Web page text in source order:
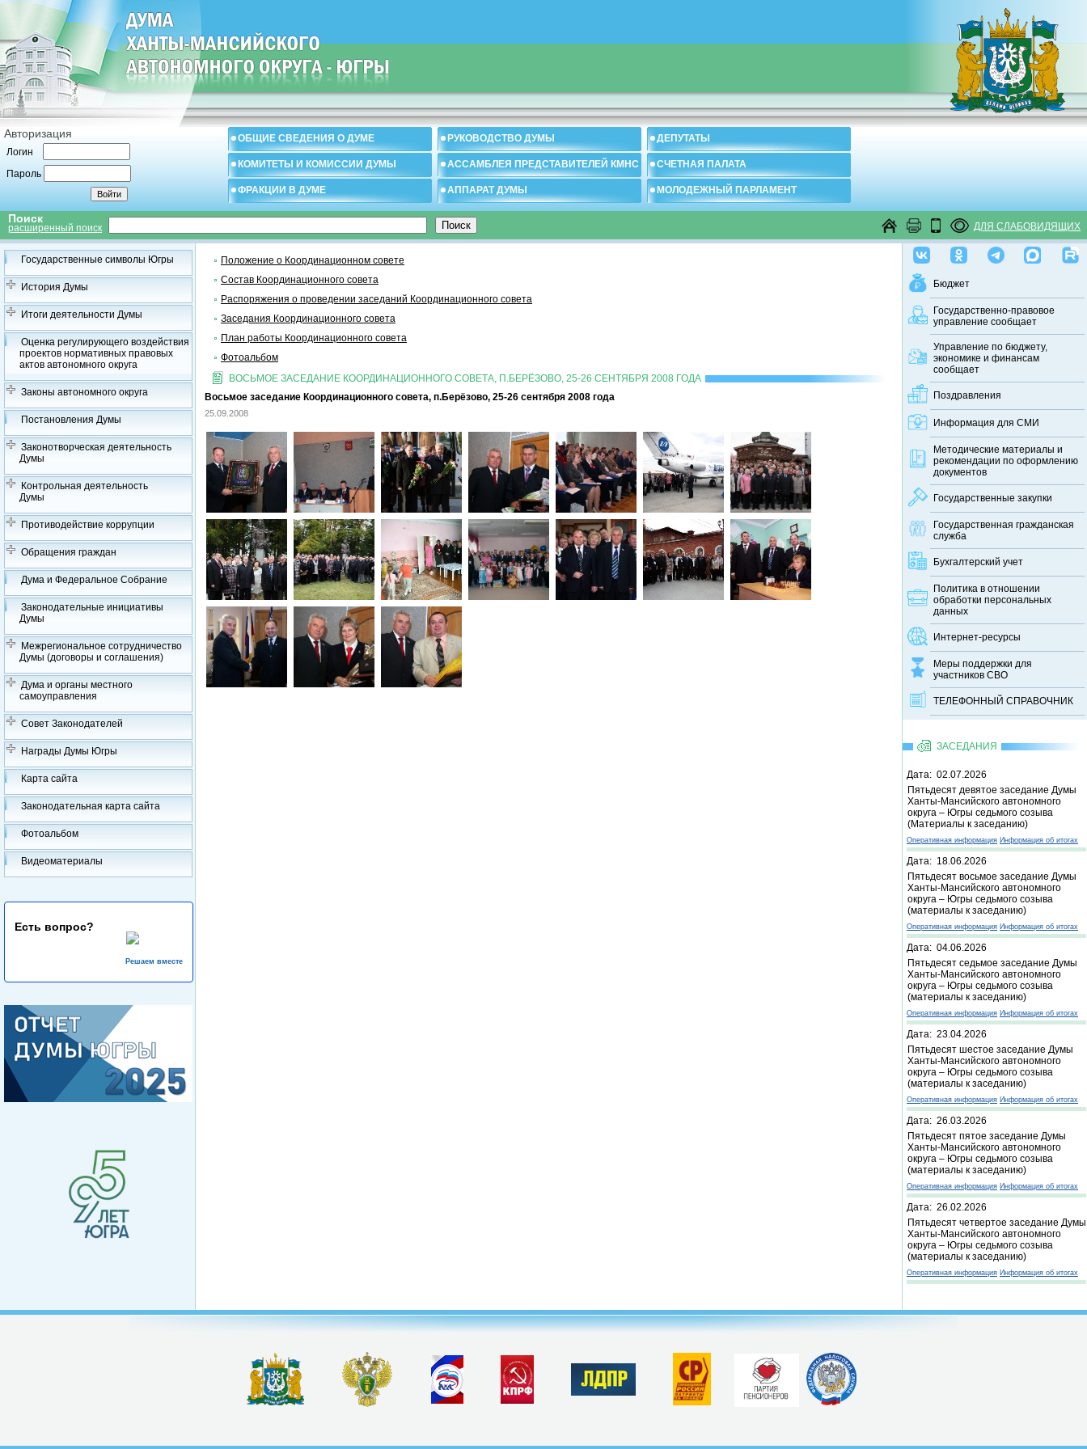
Авторизация
Логин
Пароль
ОБЩИЕ СВЕДЕНИЯ О ДУМЕ РУКОВОДСТВО ДУМЫ ДЕПУТАТЫ
КОМИТЕТЫ И КОМИССИИ ДУМЫ АССАМБЛЕЯ ПРЕДСТАВИТЕЛЕЙ КМНС СЧЕТНАЯ ПАЛАТА
ФРАКЦИИ В ДУМЕ АППАРАТ ДУМЫ МОЛОДЕЖНЫЙ ПАРЛАМЕНТ
Поиск
расширенный поиск ДЛЯ СЛАБОВИДЯЩИХ
Государственные символы Югры
История Думы
Итоги деятельности Думы
Оценка регулирующего воздействия
проектов нормативных правовых
актов автономного округа
Законы автономного округа
Постановления Думы
Законотворческая деятельность
Думы
Контрольная деятельность
Думы
Противодействие коррупции
Обращения граждан
Дума и Федеральное Собрание
Законодательные инициативы
Думы
Межрегиональное сотрудничество
Думы (договоры и соглашения)
Дума и органы местного
самоуправления
Совет Законодателей
Награды Думы Югры
Карта сайта
Законодательная карта сайта
Фотоальбом
Видеоматериалы
Есть вопрос?
Решаем вместе
Бюджет
Государственно-правовое
управление сообщает
Управление по бюджету,
экономике и финансам
сообщает
Поздравления
Информация для СМИ
Методические материалы и
рекомендации по оформлению
документов
Государственные закупки
Государственная гражданская
служба
Бухгалтерский учет
Политика в отношении
обработки персональных
данных
Интернет-ресурсы
Меры поддержки для
участников СВО
ТЕЛЕФОННЫЙ CПРАВОЧНИК
ЗАСЕДАНИЯ
Дата: 02.07.2026
Пятьдесят девятое заседание Думы
Ханты-Мансийского автономного
округа – Югры седьмого созыва
(Материалы к заседанию)
Оперативная информация Информация об итогах
Дата: 18.06.2026
Пятьдесят восьмое заседание Думы
Ханты-Мансийского автономного
округа – Югры седьмого созыва
(материалы к заседанию)
Оперативная информация Информация об итогах
Дата: 04.06.2026
Пятьдесят седьмое заседание Думы
Ханты-Мансийского автономного
округа – Югры седьмого созыва
(материалы к заседанию)
Оперативная информация Информация об итогах
Дата: 23.04.2026
Пятьдесят шестое заседание Думы
Ханты-Мансийского автономного
округа – Югры седьмого созыва
(материалы к заседанию)
Оперативная информация Информация об итогах
Дата: 26.03.2026
Пятьдесят пятое заседание Думы
Ханты-Мансийского автономного
округа – Югры седьмого созыва
(материалы к заседанию)
Оперативная информация Информация об итогах
Дата: 26.02.2026
Пятьдесят четвертое заседание Думы
Ханты-Мансийского автономного
округа – Югры седьмого созыва
(материалы к заседанию)
Оперативная информация Информация об итогах
Положение о Координационном совете
Состав Координационного совета
Распоряжения о проведении заседаний Координационного совета
Заседания Координационного cовета
План работы Координационного совета
Фотоальбом
ВОСЬМОЕ ЗАСЕДАНИЕ КООРДИНАЦИОННОГО СОВЕТА, П.БЕРЁЗОВО, 25-26 СЕНТЯБРЯ 2008 ГОДА
Восьмое заседание Координационного совета, п.Берёзово, 25-26 сентября 2008 года
25.09.2008